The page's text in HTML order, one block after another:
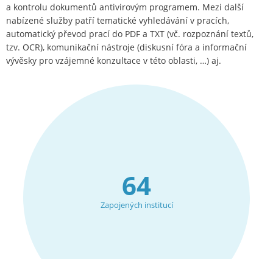
a kontrolu dokumentů antivirovým programem. Mezi další
nabízené služby patří tematické vyhledávání v pracích,
automatický převod prací do PDF a TXT (vč. rozpoznání textů,
tzv. OCR), komunikační nástroje (diskusní fóra a informační
vývěsky pro vzájemné konzultace v této oblasti, …) aj.
64
Zapojených institucí